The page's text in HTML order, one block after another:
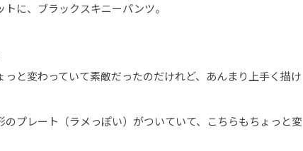
に、ブラックスキニーパンツ。
と変わっていて素敵だったのだけれど、あんまり上手く描け
プレート（ラメっぽい）がついていて、こちらもちょっと変